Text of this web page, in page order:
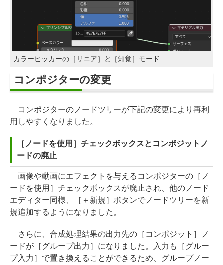
カラーピッカーの［リニア］と［知覚］モード
コンポジターの変更
コンポジターのノードツリーが下記の変更により再利
用しやすくなりました。
［ノードを使用］チェックボックスとコンポジットノ
ードの廃止
画像や動画にエフェクトを与えるコンポジターの［ノ
ードを使用］チェックボックスが廃止され、他のノード
エディター同様、［＋新規］ボタンでノードツリーを新
規追加するようになりました。
さらに、合成処理結果の出力先の［コンポジット］ノ
ードが［グループ出力］になりました。入力も［グルー
プ入力］で置き換えることができるため、グループノー